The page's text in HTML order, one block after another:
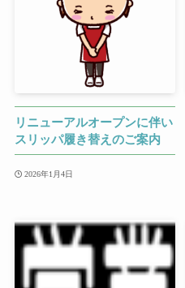
リニューアルオープンに伴い
スリッパ履き替えのご案内
2026年1月4日